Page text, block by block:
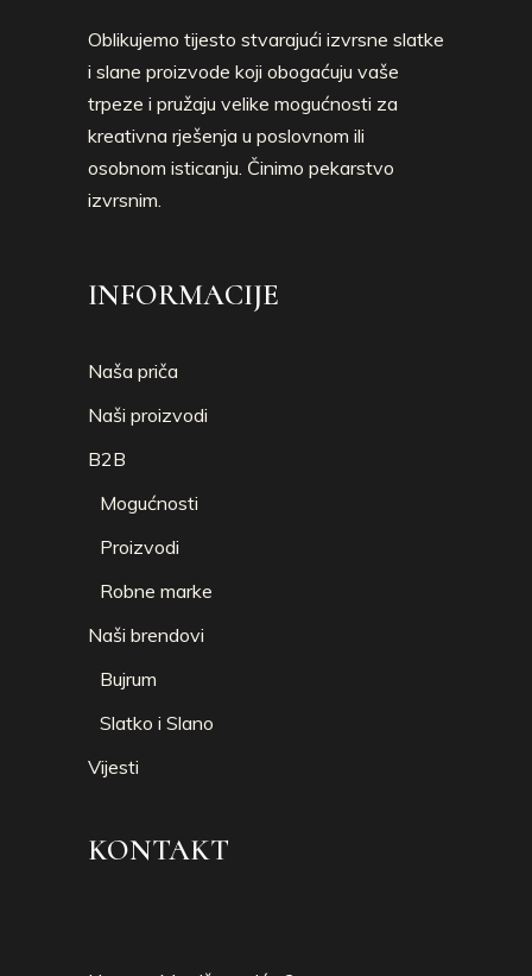
Oblikujemo tijesto stvarajući izvrsne slatke
i slane proizvode koji obogaćuju vaše
trpeze i pružaju velike mogućnosti za
kreativna rješenja u poslovnom ili
osobnom isticanju. Činimo pekarstvo
izvrsnim.
INFORMACIJE
Naša priča
Naši proizvodi
B2B
Mogućnosti
Proizvodi
Robne marke
Naši brendovi
Bujrum
Slatko i Slano
Vijesti
KONTAKT